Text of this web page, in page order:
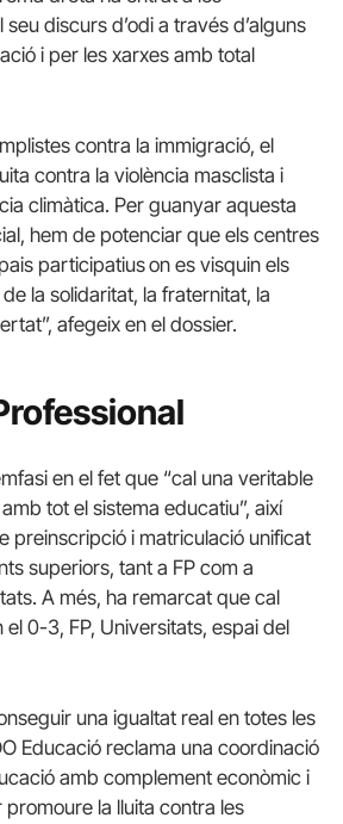
discurs d’odi a través d’alguns
i per les xarxes amb total
contra la immigració, el
contra la violència masclista i
climàtica. Per guanyar aquesta
hem de potenciar que els centres
participatiuson es visquin els
la solidaritat, la fraternitat, la
afegeix en el dossier.
en el fet que “cal una veritable
tot el sistema educatiu”, així
preinscripció i matriculació unificat
superiors, tant a FP com a
A més, ha remarcat que cal
0-3, FP, Universitats, espai del
una igualtat real en totes les
Educació reclama una coordinació
amb complement econòmic i
la lluita contra les